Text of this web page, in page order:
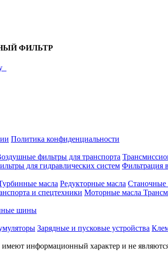
ФИЛЬТР
Политика конфиденциальности
фильтры для транспорта
для гидравлических систем Фильтрация
масла Редукторные масла Станочные
и спецтехники Моторные масла
шины
Зарядные и пусковые устройства
имеют информационный характер и не